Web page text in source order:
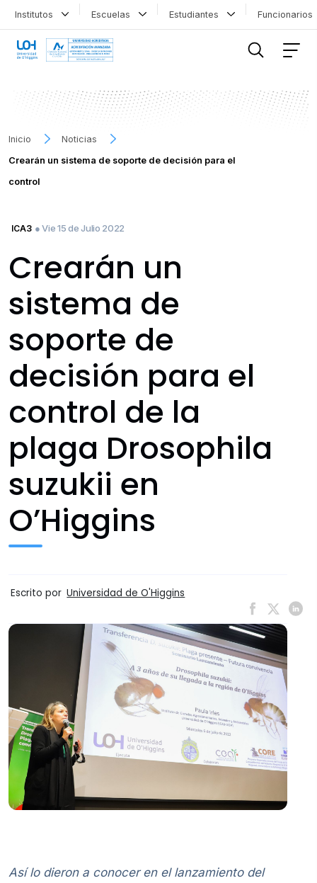
Institutos Escuelas Estudiantes
Inicio
Noticias
Crearán un sistema de soporte de decisión para el
control
ICA3 ● Vie 15 de Julio 2022
Crearán un
sistema de
soporte de
decisión para el
control de la
plaga Drosophila
suzukii en
O’Higgins
Escrito por Universidad de O'Higgins
Así lo dieron a conocer en el lanzamiento del